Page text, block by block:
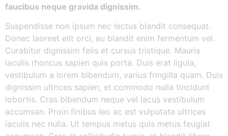
faucibus neque gravida dignissim.
Suspendisse non ipsum nec lectus blandit consequat.
Donec laoreet elit orci, eu blandit enim fermentum vel.
Curabitur dignissim felis et cursus tristique. Mauris
iaculis rhoncus sapien quis porta. Duis erat ligula,
vestibulum a lorem bibendum, varius fringilla quam. Duis
dignissim ultrices sapien, et commodo nulla tincidunt
lobortis. Cras bibendum neque vel lacus vestibulum
accumsan. Proin finibus leo ac est vulputate ultrices
iaculis nec nulla. Ut tempus metus quis metus feugiat